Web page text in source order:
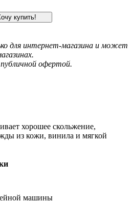
купить!
для интернет-магазина и может
офертой.
хорошее скольжение,
из кожи, винила и мягкой
машины